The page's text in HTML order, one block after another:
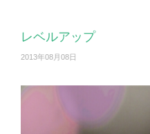
レベルアップ
2013年08月08日